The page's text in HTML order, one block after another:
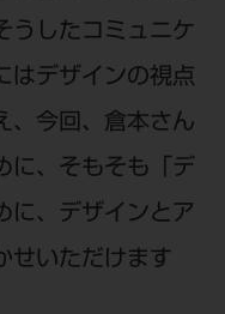
うしたコミュニケ
はデザインの視点
、今回、倉本さん
に、そもそも「デ
に、デザインとア
せいただけます